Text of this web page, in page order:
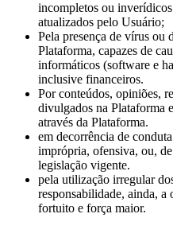
incompletos ou
atualizados pelo Usuário;
Pela presença de vírus ou
Plataforma, capazes de
informáticos (software e
inclusive financeiros.
Por conteúdos, opiniões,
divulgados na Plataforma
através da Plataforma.
em decorrência de
imprópria, ofensiva, ou,
legislação vigente.
pela utilização irregular
responsabilidade, ainda, a
fortuito e força maior.